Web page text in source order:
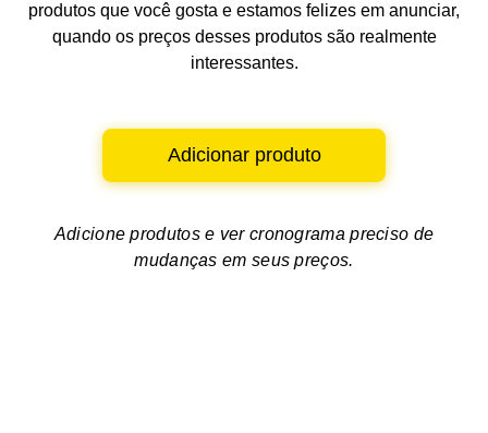
produtos que você gosta e estamos felizes em anunciar,
quando os preços desses produtos são realmente
interessantes.
Adicionar produto
Adicione produtos e vercronograma preciso de
mudanças em seus preços.